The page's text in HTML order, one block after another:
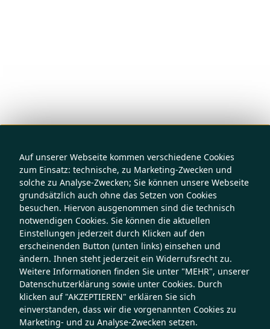
Auf unserer Webseite kommen verschiedene Cookies
zum Einsatz: technische, zu Marketing-Zwecken und
solche zu Analyse-Zwecken; Sie können unsere Webseite
grundsätzlich auch ohne das Setzen von Cookies
besuchen. Hiervon ausgenommen sind die technisch
notwendigen Cookies. Sie können die aktuellen
Einstellungen jederzeit durch Klicken auf den
erscheinenden Button (unten links) einsehen und
ändern. Ihnen steht jederzeit ein Widerrufsrecht zu.
Weitere Informationen finden Sie unter "MEHR", unserer
Datenschutzerklärung sowie unter Cookies. Durch
klicken auf "AKZEPTIEREN" erklären Sie sich
einverstanden, dass wir die vorgenannten Cookies zu
Marketing- und zu Analyse-Zwecken setzen.